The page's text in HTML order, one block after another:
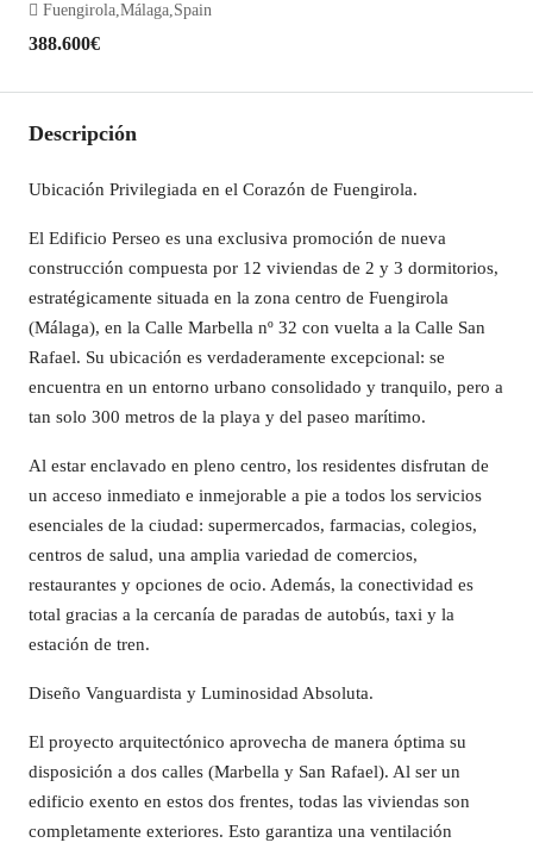
Fuengirola,Málaga,Spain
388.600€
Descripción
Ubicación Privilegiada en el Corazón de Fuengirola.
El Edificio Perseo es una exclusiva promoción de nueva
construcción compuesta por 12 viviendas de 2 y 3 dormitorios,
estratégicamente situada en la zona centro de Fuengirola
(Málaga), en la Calle Marbella nº 32 con vuelta a la Calle San
Rafael. Su ubicación es verdaderamente excepcional: se
encuentra en un entorno urbano consolidado y tranquilo, pero a
tan solo 300 metros de la playa y del paseo marítimo.
Al estar enclavado en pleno centro, los residentes disfrutan de
un acceso inmediato e inmejorable a pie a todos los servicios
esenciales de la ciudad: supermercados, farmacias, colegios,
centros de salud, una amplia variedad de comercios,
restaurantes y opciones de ocio. Además, la conectividad es
total gracias a la cercanía de paradas de autobús, taxi y la
estación de tren.
Diseño Vanguardista y Luminosidad Absoluta.
El proyecto arquitectónico aprovecha de manera óptima su
disposición a dos calles (Marbella y San Rafael). Al ser un
edificio exento en estos dos frentes, todas las viviendas son
completamente exteriores. Esto garantiza una ventilación